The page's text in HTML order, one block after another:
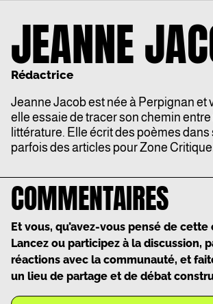
JEANNE
Rédactrice
Jeanne Jacob est née à Perpignan et
elle essaie de tracer son chemin
littérature. Elle écrit des poèmes
parfois des articles pour Zone
COMMENTAIRES
Et vous, qu’avez-vous pensé de cette
Lancez ou participez à la discussion,
réactions avec la communauté, et
un lieu de partage et de débat